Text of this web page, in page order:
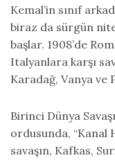
Kemal’in sınıf
biraz da sürgün
başlar. 1908’de
Italyanlara karşı
Karadağ, Vanya ve
Birinci Dünya
ordusunda, “Kanal
savaşın, Kafkas,